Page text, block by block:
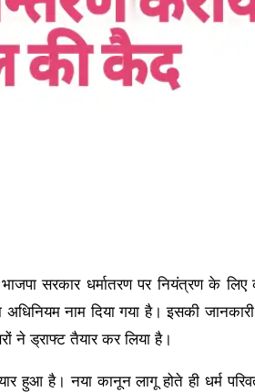
सरकार धर्मातरण पर नियंत्रण के लिए
नाम दिया गया है। इसकी
ने ड्राफ्ट तैयार कर लिया है।
हुआ है। नया कानून लागू होते ही धर्म